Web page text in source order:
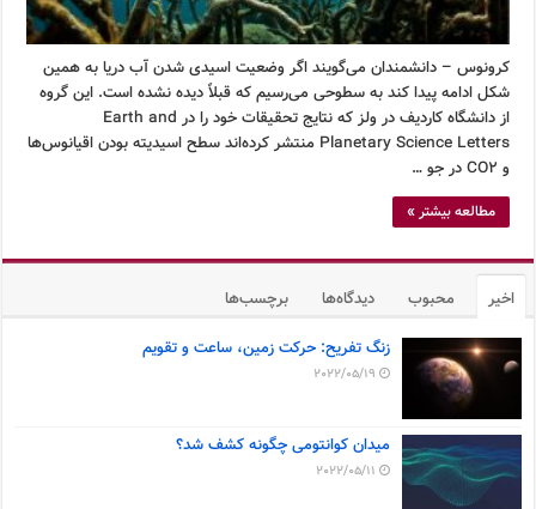
کرونوس – دانشمندان می‌گویند اگر وضعیت اسیدی شدن آب دریا به همین
شکل ادامه پیدا کند به سطوحی می‌رسیم که قبلاً دیده نشده است. این گروه
از دانشگاه کاردیف در ولز که نتایج تحقیقات خود را در Earth and
Planetary Science Letters منتشر کرده‌اند سطح اسیدیته بودن اقیانوس‌ها
و CO2 در جو …
مطالعه بیشتر »
اخیر محبوب دیدگاه‌ها برچسب‌ها
زنگ تفریح: حرکت زمین، ساعت و تقویم
2022/05/19
میدان کوانتومی چگونه کشف شد؟
2022/05/11